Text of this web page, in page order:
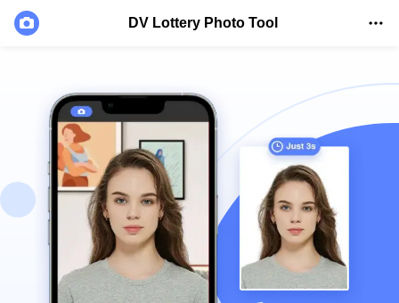
DV Lottery Photo Tool